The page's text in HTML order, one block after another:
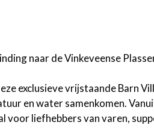
naar de Vinkeveense
exclusieve vrijstaande Barn
en water samenkomen.
voor liefhebbers van varen,